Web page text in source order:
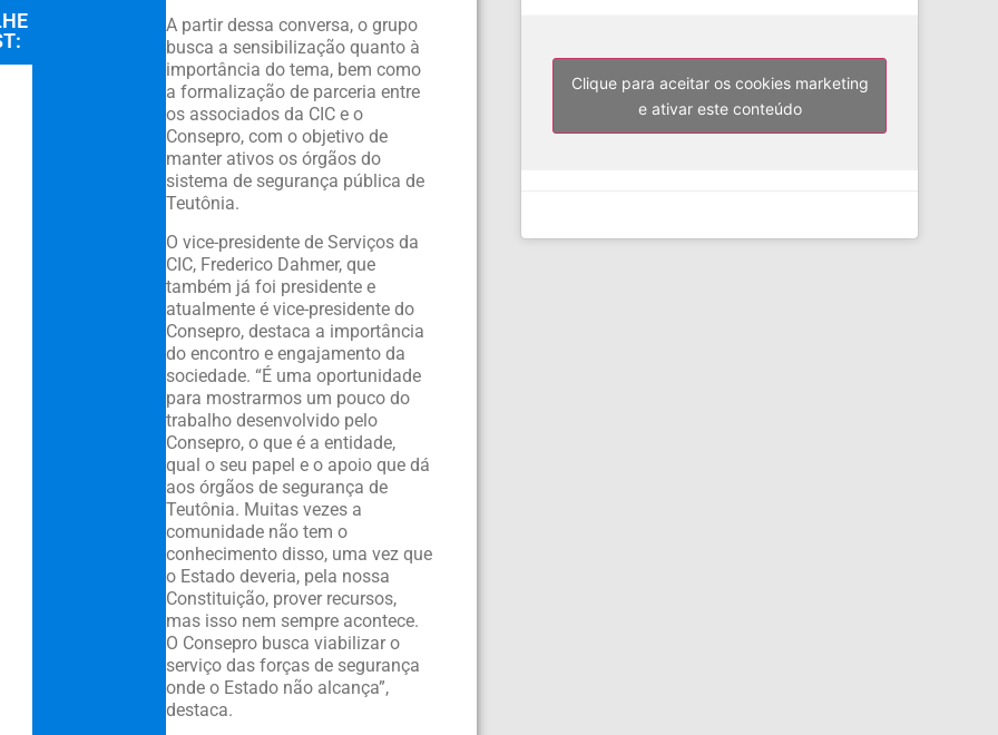
A partir dessa conversa, o grupo
busca a sensibilização quanto à
importância do tema, bem como
a formalização de parceria entre
os associados da CIC e o
Consepro, com o objetivo de
manter ativos os órgãos do
sistema de segurança pública de
Teutônia.
O vice-presidente de Serviços da
CIC, Frederico Dahmer, que
também já foi presidente e
atualmente é vice-presidente do
Consepro, destaca a importância
do encontro e engajamento da
sociedade. “É uma oportunidade
para mostrarmos um pouco do
trabalho desenvolvido pelo
Consepro, o que é a entidade,
qual o seu papel e o apoio que dá
aos órgãos de segurança de
Teutônia. Muitas vezes a
comunidade não tem o
conhecimento disso, uma vez que
o Estado deveria, pela nossa
Constituição, prover recursos,
mas isso nem sempre acontece.
O Consepro busca viabilizar o
serviço das forças de segurança
onde o Estado não alcança”,
destaca.
Clique para aceitar os cookies marketing
e ativar este conteúdo